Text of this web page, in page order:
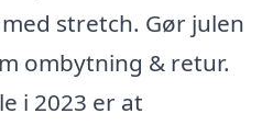
stretch. Gør julen
ombytning & retur.
i 2023 er at